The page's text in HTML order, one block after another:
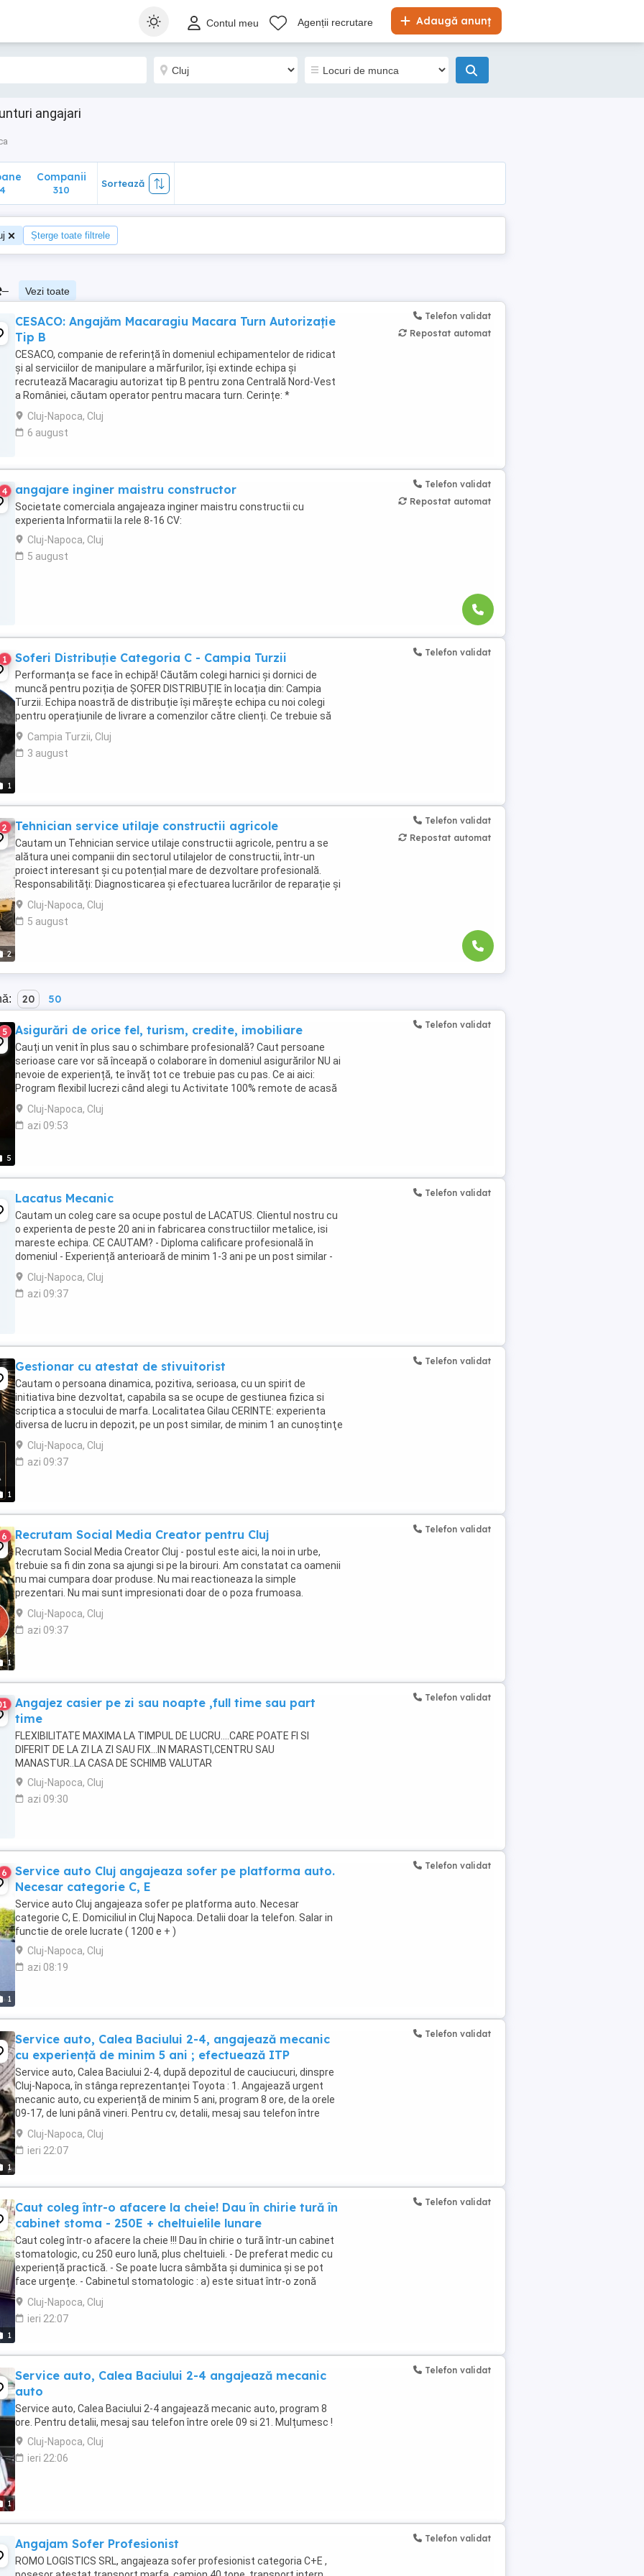
Adaugă anunț
Contul meu Agenții recrutare
angajari
Companii
310
Sortează
Șterge toate filtrele
– Vezi toate
CESACO: Angajăm Macaragiu Macara Turn Autorizație
Tip B
CESACO, companie de referință în domeniul echipamentelor de ridicat
și al serviciilor de manipulare a mărfurilor, își extinde echipa și
recrutează Macaragiu autorizat tip B pentru zona Centrală Nord-Vest
a României, căutam operator pentru macara turn. Cerințe: *
Autorizație ISCIR de Macaragiu ...
Cluj-Napoca, Cluj
6 august
Telefon validat
Repostat automat
4 angajare inginer maistru constructor
Societate comerciala angajeaza inginer maistru constructii cu
experienta Informatii la rele 8-16 CV:
Cluj-Napoca, Cluj
5 august
Telefon validat
Repostat automat
1
1 Soferi Distribuție Categoria C - Campia Turzii
Performanța se face în echipă! Căutăm colegi harnici și dornici de
muncă pentru poziția de ȘOFER DISTRIBUȚIE în locația din: Campia
Turzii. Echipa noastră de distribuție își mărește echipa cu noi colegi
pentru operațiunile de livrare a comenzilor către clienți. Ce trebuie să
faci? - Vei fi imaginea ...
Campia Turzii, Cluj
3 august
Telefon validat
2
2 Tehnician service utilaje constructii agricole
Cautam un Tehnician service utilaje constructii agricole, pentru a se
alătura unei companii din sectorul utilajelor de constructii, într-un
proiect interesant și cu potențial mare de dezvoltare profesională.
Responsabilități: Diagnosticarea și efectuarea lucrărilor de reparație și
întreținere pentru ...
Cluj-Napoca, Cluj
5 august
Telefon validat
Repostat automat
20 50
5
5 Asigurări de orice fel, turism, credite, imobiliare
Cauți un venit în plus sau o schimbare profesională? Caut persoane
serioase care vor să înceapă o colaborare în domeniul asigurărilor NU ai
nevoie de experiență, te învăț tot ce trebuie pas cu pas. Ce ai aici:
Program flexibil lucrezi când alegi tu Activitate 100% remote de acasă
sau de ...
Cluj-Napoca, Cluj
azi 09:53
Telefon validat
Lacatus Mecanic
Cautam un coleg care sa ocupe postul de LACATUS. Clientul nostru cu
o experienta de peste 20 ani in fabricarea constructiilor metalice, isi
mareste echipa. CE CAUTAM? - Diploma calificare profesională în
domeniul - Experiență anterioară de minim 1-3 ani pe un post similar -
Abilități practice si ...
Cluj-Napoca, Cluj
azi 09:37
Telefon validat
1
Gestionar cu atestat de stivuitorist
Cautam o persoana dinamica, pozitiva, serioasa, cu un spirit de
initiativa bine dezvoltat, capabila sa se ocupe de gestiunea fizica si
scriptica a stocului de marfa. Localitatea Gilau CERINTE: experienta
diversa de lucru in depozit, pe un post similar, de minim 1 an cunoştinţe
pachet MS Office; ...
Cluj-Napoca, Cluj
azi 09:37
Telefon validat
1
6 Recrutam Social Media Creator pentru Cluj
Recrutam Social Media Creator Cluj - postul este aici, la noi in urbe,
trebuie sa fi din zona sa ajungi si pe la birouri. Am constatat ca oamenii
nu mai cumpara doar produse. Nu mai reactioneaza la simple
prezentari. Nu mai sunt impresionati doar de o poza frumoasa.
Oamenii cumpara povesti. ...
Cluj-Napoca, Cluj
azi 09:37
Telefon validat
Angajez casier pe zi sau noapte ,full time sau part
time
FLEXIBILITATE MAXIMA LA TIMPUL DE LUCRU....CARE POATE FI SI
DIFERIT DE LA ZI LA ZI SAU FIX...IN MARASTI,CENTRU SAU
MANASTUR..LA CASA DE SCHIMB VALUTAR
Cluj-Napoca, Cluj
azi 09:30
Telefon validat
1
6
Service auto Cluj angajeaza sofer pe platforma auto.
Necesar categorie C, E
Service auto Cluj angajeaza sofer pe platforma auto. Necesar
categorie C, E. Domiciliul in Cluj Napoca. Detalii doar la telefon. Salar in
functie de orele lucrate ( 1200 e + )
Cluj-Napoca, Cluj
azi 08:19
Telefon validat
1
Service auto, Calea Baciului 2-4, angajează mecanic
cu experiență de minim 5 ani ; efectuează ITP
Service auto, Calea Baciului 2-4, după depozitul de cauciucuri, dinspre
Cluj-Napoca, în stânga reprezentanței Toyota : 1. Angajează urgent
mecanic auto, cu experiență de minim 5 ani, program 8 ore, de la orele
09-17, de luni până vineri. Pentru cv, detalii, mesaj sau telefon între
orele 09 si 21, ...
Cluj-Napoca, Cluj
ieri 22:07
Telefon validat
1
Caut coleg într-o afacere la cheie! Dau în chirie tură în
cabinet stoma - 250E + cheltuielile lunare
Caut coleg într-o afacere la cheie !!! Dau în chirie o tură într-un cabinet
stomatologic, cu 250 euro lună, plus cheltuieli. - De preferat medic cu
experiență practică. - Se poate lucra sâmbăta și duminica și se pot
face urgențe. - Cabinetul stomatologic : a) este situat într-o zonă
foarte bună, ...
Cluj-Napoca, Cluj
ieri 22:07
Telefon validat
1
Service auto, Calea Baciului 2-4 angajează mecanic
auto
Service auto, Calea Baciului 2-4 angajează mecanic auto, program 8
ore. Pentru detalii, mesaj sau telefon între orele 09 si 21. Mulțumesc !
Cluj-Napoca, Cluj
ieri 22:06
Telefon validat
Angajam Sofer Profesionist
ROMO LOGISTICS SRL, angajeaza sofer profesionist categoria C+E ,
Telefon validat